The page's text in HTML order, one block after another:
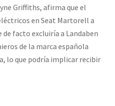
Griffiths, afirma que el
en Seat Martorell a
facto excluiría a Landaben
de la marca española
lo que podría implicar recibir